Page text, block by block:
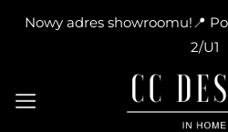
Nowy adres showroomu!📍
2/U1
content